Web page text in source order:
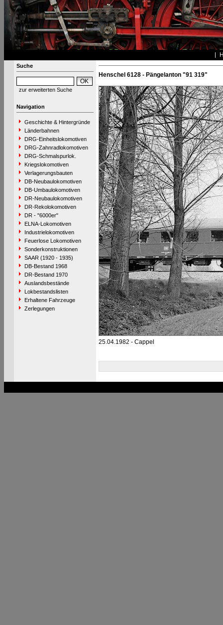
Suche
zur erweiterten Suche
Navigation
Geschichte & Hintergründe
Länderbahnen
DRG-Einheitslokomotiven
DRG-Zahnradlokomotiven
DRG-Schmalspurlok.
Kriegslokomotiven
Verlagerungsbauten
DB-Neubaulokomotiven
DB-Umbaulokomotiven
DR-Neubaulokomotiven
DR-Rekolokomotiven
DR - "6000er"
ELNA-Lokomotiven
Industrielokomotiven
Feuerlose Lokomotiven
Sonderkonstruktionen
SAAR (1920 - 1935)
DB-Bestand 1968
DR-Bestand 1970
Auslandsbestände
Lokbestandslisten
Erhaltene Fahrzeuge
Zerlegungen
Henschel 6128 - Pängelanton "91 319"
25.04.1982 - Cappel